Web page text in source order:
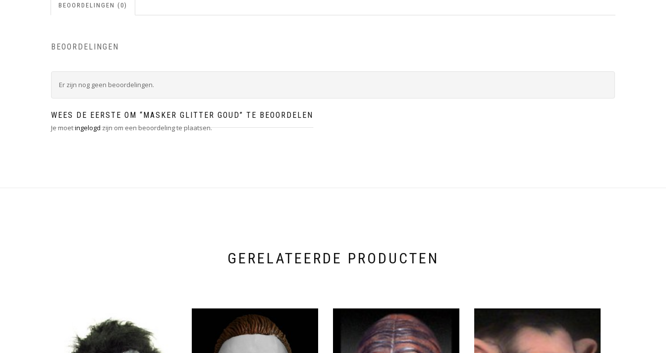
BEOORDELINGEN (0)
BEOORDELINGEN
Er zijn nog geen beoordelingen.
WEES DE EERSTE OM “MASKER GLITTER GOUD” TE BEOORDELEN
Je moetingelogdzijn om een beoordeling te plaatsen.
GERELATEERDE PRODUCTEN